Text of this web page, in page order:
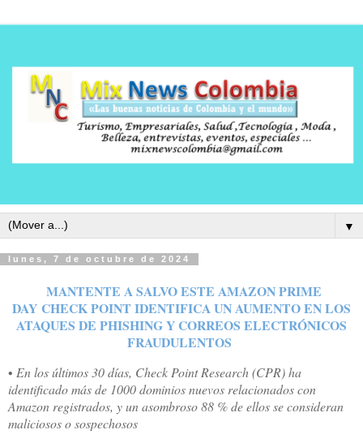
▼
lunes, 7 de octubre de 2024
MANTENTE A SALVO ESTE AMAZON PRIME
DAY CHECK POINT IDENTIFICA UN AUMENTO EN LOS
ATAQUES DE PHISHING Y CORREOS ELECTRÓNICOS
FRAUDULENTOS
• En los últimos 30 días, Check Point Research (CPR) ha
identificado más de 1000 dominios nuevos relacionados con
Amazon registrados, y un asombroso 88 % de ellos se consideran
maliciosos o sospechosos